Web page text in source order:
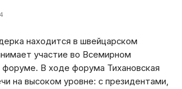
находится в швейцарском
участие во Всемирном
В ходе форума Тихановская
на высоком уровне: с президентами,